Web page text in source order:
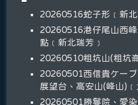
20260516蛇子形﹝新北
20260516港仔尾山西
點﹝新北瑞芳﹞
20260510粗坑山(粗坑
20260501西信貴ケー
展望台、高安山(峰山)﹝
20260501勝鬘院、愛